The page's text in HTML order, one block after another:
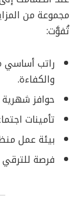
مجموعة من
تُفوَّت:
راتب أساسي
والكفاءة.
حوافز شهرية
تأمينات
بيئة عمل
فرصة للترقي